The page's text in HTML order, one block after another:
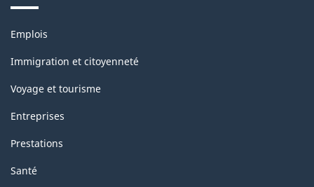
Thèmes
sujets
Emplois
Immigration et citoyenneté
Voyage et tourisme
Entreprises
Prestations
Santé